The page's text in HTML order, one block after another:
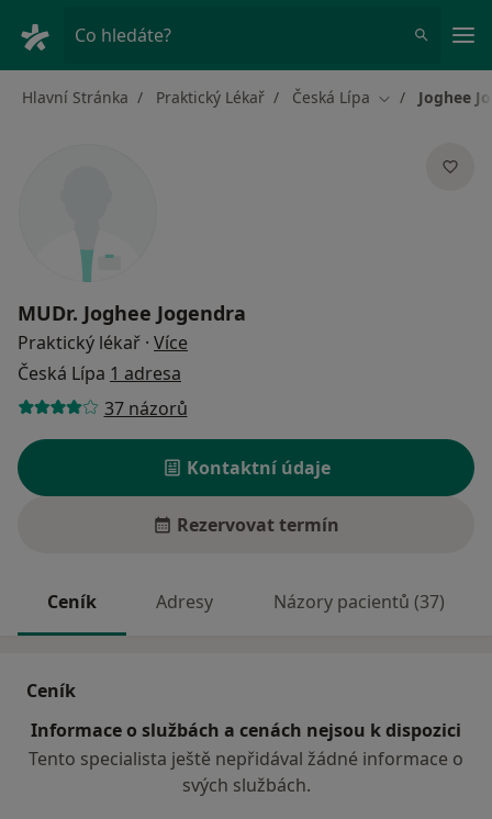
Co hledáte?
Hlavní Stránka Praktický Lékař Česká Lípa Změna města
Joghee
MUDr. Joghee Jogendra
Praktický lékař · Více
Česká Lípa 1 adresa
37 názorů
Kontaktní údaje
Rezervovat termín
Ceník Adresy Názory pacientů (37)
Ceník
Informace o službách a cenách nejsou k dispozici
Tento specialista ještě nepřidával žádné informace o
svých službách.